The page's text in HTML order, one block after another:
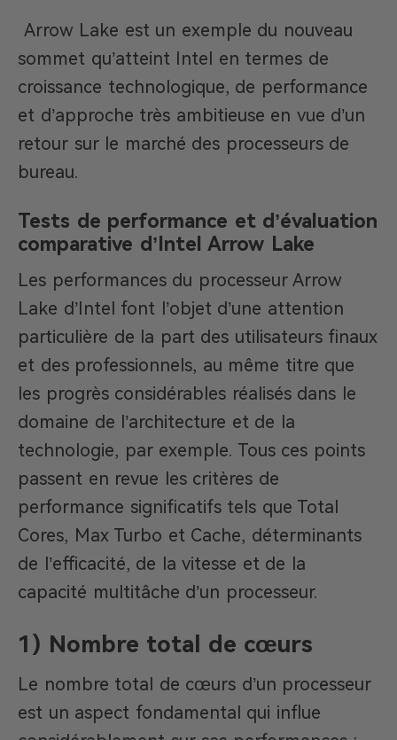
Arrow Lake est un exemple du nouveau
sommet qu’atteint Intel en termes de
croissance technologique, de performance
et d’approche très ambitieuse en vue d’un
retour sur le marché des processeurs de
bureau.
Tests de performance et d’évaluation
comparative d’Intel Arrow Lake
Les performances du processeur Arrow
Lake d’Intel font l’objet d’une attention
particulière de la part des utilisateurs finaux
et des professionnels, au même titre que
les progrès considérables réalisés dans le
domaine de l’architecture et de la
technologie, par exemple. Tous ces points
passent en revue les critères de
performance significatifs tels que Total
Cores, Max Turbo et Cache, déterminants
de l’efficacité, de la vitesse et de la
capacité multitâche d’un processeur.
1) Nombre total de cœurs
Le nombre total de cœurs d’un processeur
est un aspect fondamental qui influe